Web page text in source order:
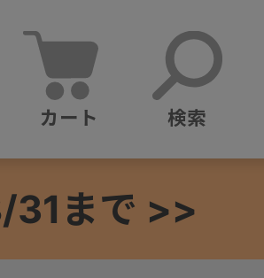
カート 検索
31まで >>